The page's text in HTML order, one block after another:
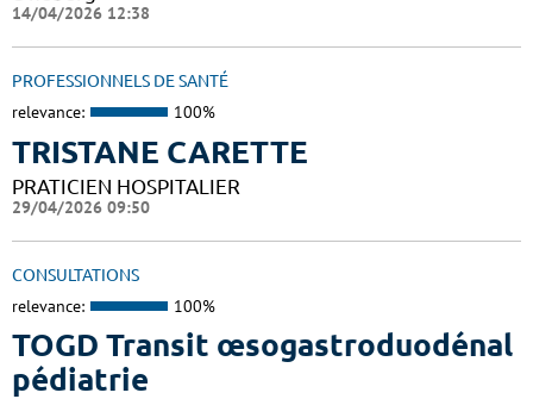
14/04/2026 12:38
PROFESSIONNELS DE SANTÉ
relevance: 100%
TRISTANE CARETTE
PRATICIEN HOSPITALIER
29/04/2026 09:50
CONSULTATIONS
relevance: 100%
TOGD Transit œsogastroduodénal
pédiatrie